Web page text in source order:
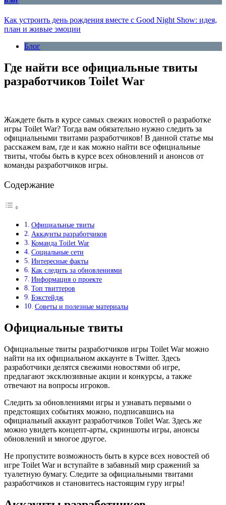
Как устроить день рождения вместе с Good Night Show: идея,
план и живые эмоции
Блог
Где найти все официальные твиты
разработчиков Toilet War
Жаждете быть в курсе самых свежих новостей о разработке
игры Toilet War? Тогда вам обязательно нужно следить за
официальными твитами разработчиков! В данной статье мы
расскажем вам, где и как можно найти все официальные
твиты, чтобы быть в курсе всех обновлений и анонсов от
команды разработчиков игры.
Содержание
Официальные твиты
Аккаунты разработчиков
Команда Toilet War
Социальные сети
Интересные факты
Как следить за обновлениями
Информация о проекте
Топ твиттеров
Бэкстейдж
Советы и полезные материалы
Официальные твиты
Официальные твиты разработчиков игры Toilet War можно
найти на их официальном аккаунте в Twitter. Здесь
разработчики делятся свежими новостями об игре,
предлагают эксклюзивные акции и конкурсы, а также
отвечают на вопросы игроков.
Следить за обновлениями игры и узнавать первыми о
предстоящих событиях можно, подписавшись на
официальный аккаунт разработчиков Toilet War. Здесь же
можно увидеть концепт-арты, скриншоты игры, анонсы
обновлений и многое другое.
Не пропустите возможность быть в курсе всех новостей об
игре Toilet War и вступайте в забавный мир сражений за
туалетную бумагу. Следите за официальными твитами
разработчиков и становитесь настоящим гуру игры!